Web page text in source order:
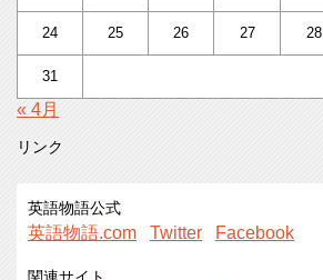
24 25 26 27 28
31
« 4月
リンク
英語物語公式
英語物語.com Twitter Facebook